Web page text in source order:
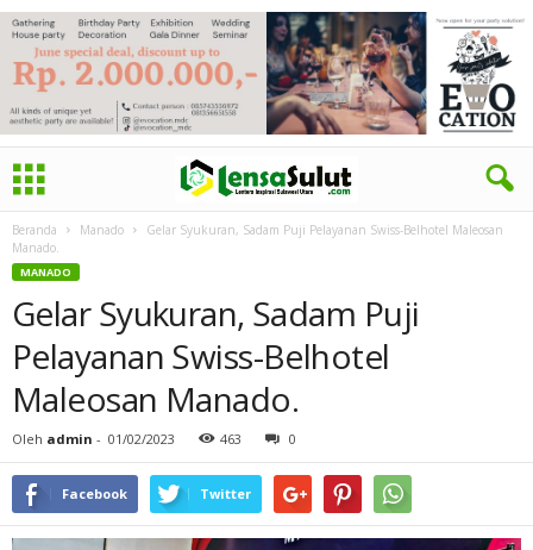
Beranda Manado
Gelar Syukuran, Sadam Puji Pelayanan Swiss-Belhotel Maleosan
Manado.
MANADO
Gelar Syukuran, Sadam Puji
Pelayanan Swiss-Belhotel
Maleosan Manado.
Oleh admin - 01/02/2023 463 0
Facebook Twitter